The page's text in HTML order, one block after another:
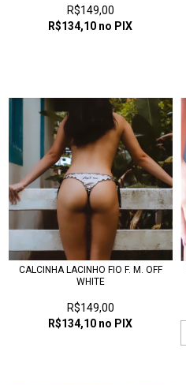
R$149,00
R$134,10 no PIX
CALCINHA LACINHO FIO F. M. OFF
WHITE
R$149,00
R$134,10 no PIX